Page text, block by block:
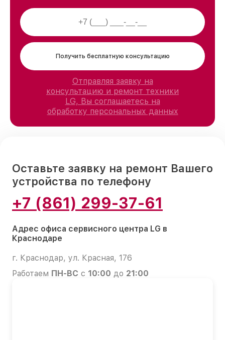
Получить бесплатную консультацию
Отправляя заявку на
консультацию и ремонт техники
LG, Вы соглашаетесь на
обработку персональных данных
Оставьте заявку на ремонт Вашего
устройства по телефону
+7 (861) 299-37-61
Адрес офиса сервисного центра LG в
Краснодаре
г. Краснодар, ул. Красная, 176
Работаем ПН-ВС с 10:00 до 21:00